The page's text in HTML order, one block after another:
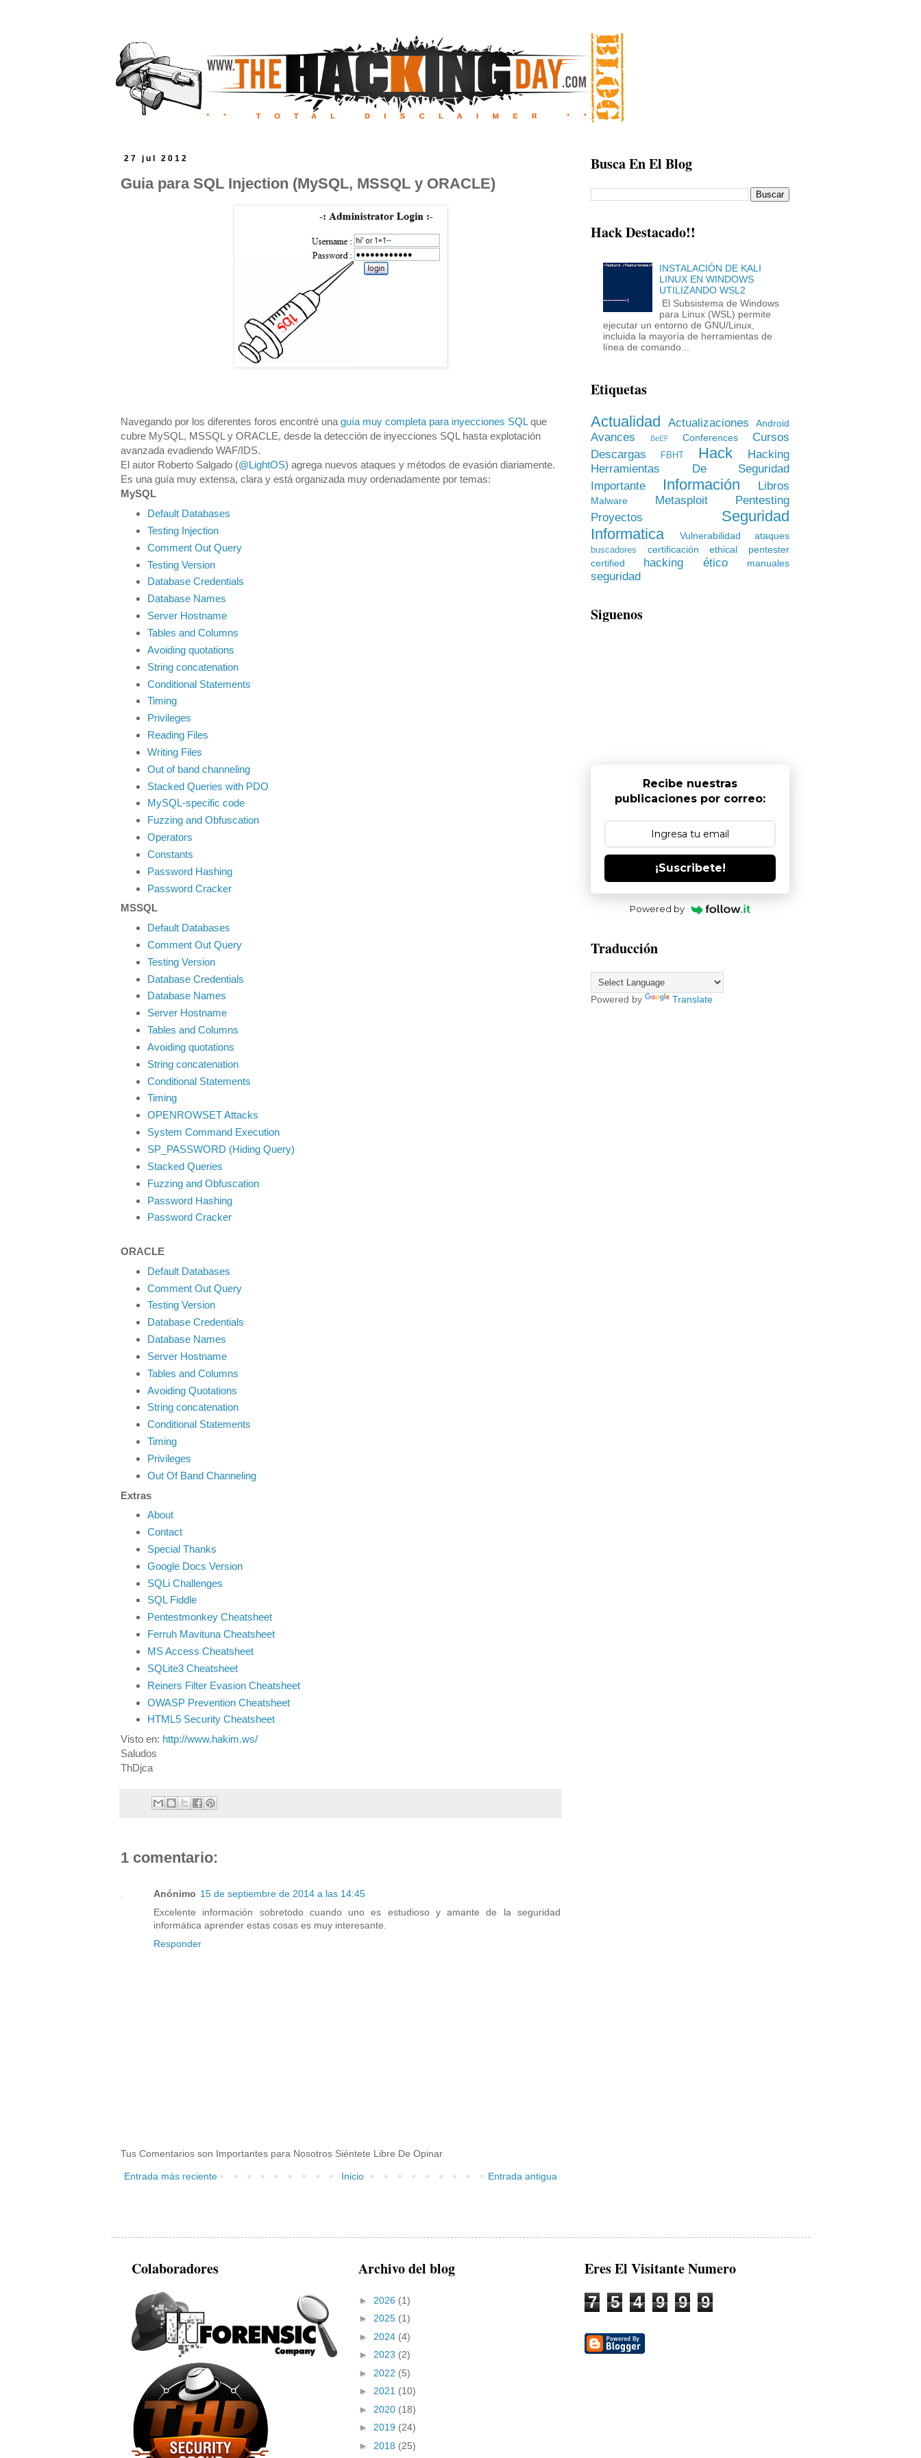
27 jul 2012
Guia para SQL Injection (MySQL, MSSQL y ORACLE)
Navegando por los diferentes foros encontré una guía muy completa para inyecciones SQLque
cubre MySQL, MSSQL y ORACLE, desde la detección de inyecciones SQL hasta explotación
avanzada evadiendo WAF/IDS.
El autor Roberto Salgado (@LightOS) agrega nuevos ataques y métodos de evasión diariamente.
Es una guía muy extensa, clara y está organizada muy ordenadamente por temas:
MySQL
Default Databases
Testing Injection
Comment Out Query
Testing Version
Database Credentials
Database Names
Server Hostname
Tables and Columns
Avoiding quotations
String concatenation
Conditional Statements
Timing
Privileges
Reading Files
Writing Files
Out of band channeling
Stacked Queries with PDO
MySQL-specific code
Fuzzing and Obfuscation
Operators
Constants
Password Hashing
Password Cracker
MSSQL
Default Databases
Comment Out Query
Testing Version
Database Credentials
Database Names
Server Hostname
Tables and Columns
Avoiding quotations
String concatenation
Conditional Statements
Timing
OPENROWSET Attacks
System Command Execution
SP_PASSWORD (Hiding Query)
Stacked Queries
Fuzzing and Obfuscation
Password Hashing
Password Cracker
ORACLE
Default Databases
Comment Out Query
Testing Version
Database Credentials
Database Names
Server Hostname
Tables and Columns
Avoiding Quotations
String concatenation
Conditional Statements
Timing
Privileges
Out Of Band Channeling
Extras
About
Contact
Special Thanks
Google Docs Version
SQLi Challenges
SQL Fiddle
Pentestmonkey Cheatsheet
Ferruh Mavituna Cheatsheet
MS Access Cheatsheet
SQLite3 Cheatsheet
Reiners Filter Evasion Cheatsheet
OWASP Prevention Cheatsheet
HTML5 Security Cheatsheet
Visto en: http://www.hakim.ws/
Saludos
ThDjca
1 comentario:
Anónimo 15 de septiembre de 2014 a las 14:45
Excelente información sobretodo cuando uno es estudioso y amante de la seguridad
informática aprender estas cosas es muy interesante.
Responder
Tus Comentarios son Importantes para Nosotros Siéntete Libre De Opinar
Entrada más reciente Entrada antigua
Inicio
Busca En El Blog
Hack Destacado!!
INSTALACIÓN DE KALI
LINUX EN WINDOWS
UTILIZANDO WSL2
El Subsistema de Windows
para Linux (WSL) permite
ejecutar un entorno de GNU/Linux,
incluida la mayoría de herramientas de
línea de comando...
Etiquetas
Actualidad Actualizaciones Android
Avances BeEF Conferences
Cursos
Descargas
FBHT Hack
Hacking
Herramientas De Seguridad
Importante
Información Libros
Malware Metasploit
Pentesting
Proyectos
Seguridad
Informatica
Vulnerabilidad ataques
buscadores certificación
ethical pentester
certified
hacking ético manuales
seguridad
Siguenos
Recibe nuestras
publicaciones por correo:
¡Suscribete!
Powered by
Traducción
Powered by Translate
Colaboradores Archivo del blog
► 2026 (1)
► 2025 (1)
► 2024 (4)
► 2023 (2)
► 2022 (5)
► 2021 (10)
► 2020 (18)
► 2019 (24)
► 2018 (25)
Eres El Visitante Numero
7 5 4 9 9 9